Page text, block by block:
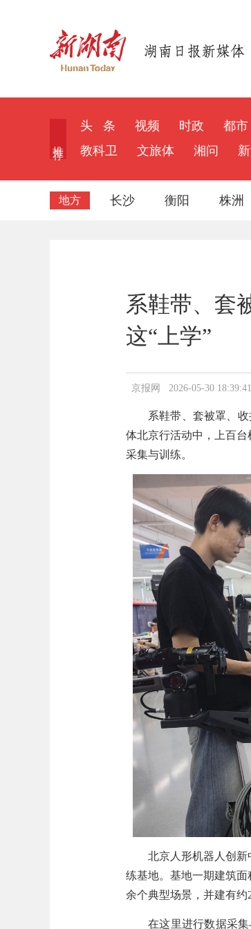
头 条 视频 时政 都市
教科卫
文旅体 湘问
地方 长沙 衡阳 株洲
系鞋带、套
这“上学”
京报网 2026-05-30 18:39:41
系鞋带、套被罩、
体北京行活动中，上百
采集与训练。
北京人形机器人创
练基地。基地一期建筑
余个典型场景，并建有约
在这里进行数据采集